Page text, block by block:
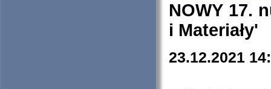
NOWY 17.
i Materiały'
23.12.2021